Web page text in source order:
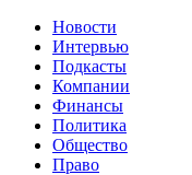
Новости
Интервью
Подкасты
Компании
Финансы
Политика
Общество
Право